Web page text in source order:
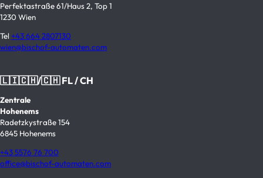
Perfektastraße 61/Haus 2, Top 1
1230 Wien
Tel +43 664 2807130
wien@bischof-automaten.com
🇱🇮🇨🇭/🇨🇭 FL / CH
Zentrale
Hohenems
Radetzkystraße 154
6845 Hohenems
+43 5576 76 700
office@bischof-automaten.com